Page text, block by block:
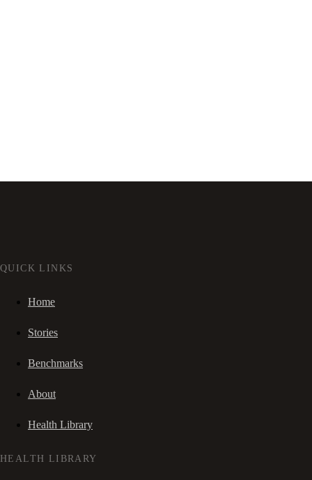
QUICK LINKS
Home
Stories
Benchmarks
About
Health Library
HEALTH LIBRARY